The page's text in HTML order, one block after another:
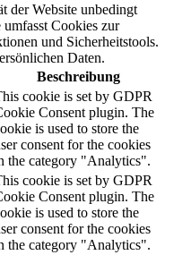
der Website unbedingt
Cookies zur
und Sicherheitstools.
Daten.
Beschreibung
cookie is set by GDPR
Consent plugin. The
is used to store the
consent for the cookies
the category "Analytics".
cookie is set by GDPR
Consent plugin. The
is used to store the
consent for the cookies
the category "Analytics".